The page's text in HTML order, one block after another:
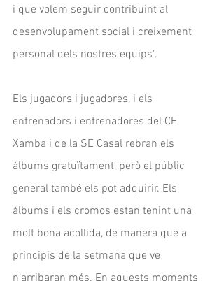
i que volem seguir contribuint al
desenvolupament social i creixement
personal dels nostres equips".
Els jugadors i jugadores, i els
entrenadors i entrenadores del CE
Xamba i de la SE Casal rebran els
àlbums gratuïtament, però el públic
general també els pot adquirir. Els
àlbums i els cromos estan tenint una
molt bona acollida, de manera que a
principis de la setmana que ve
n’arribaran més. En aquests moments